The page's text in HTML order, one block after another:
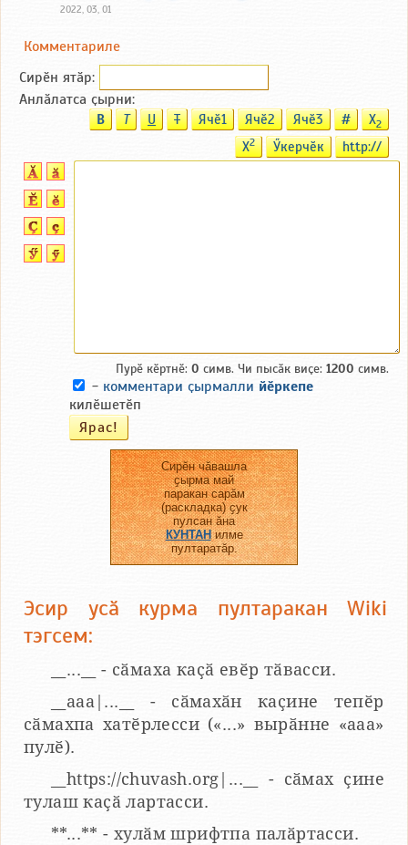
2022, 03, 01
Комментариле
Сирӗн ятӑp:
Анлӑлатса ҫырни:
B T U T Ячӗ1 Ячӗ2 Ячӗ3 # X2
X2 Ӳкерчӗк http://
Пурӗ кӗртнӗ: 0 симв. Чи пысӑк виҫе: 1200 симв.
- комментари ҫырмалли йӗркепе
килӗшетӗп
Сирӗн чӑвашла
ҫырма май
паракан сарӑм
(раскладка) ҫук
пулсан ӑна
КУНТАНилме
пултаратӑр.
Эсир усӑ курма пултаракан Wiki
тэгсем:
__...__ - сӑмаха каҫӑ евӗр тӑвасси.
__aaa|...__ - сӑмахӑн каҫине тепӗр
сӑмахпа хатӗрлесси («...» вырӑнне «ааа»
пулӗ).
__https://chuvash.org|...__ - сӑмах ҫине
тулаш каҫӑ лартасси.
**...** - хулӑм шрифтпа палӑртасси.